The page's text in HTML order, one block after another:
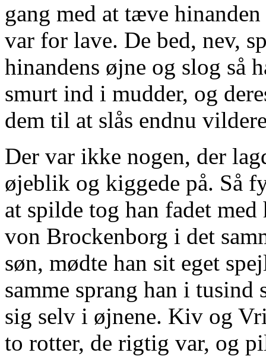
gang med at tæve
var for lave. De bed, nev,
hinandens øjne og slog så
smurt ind i mudder, og
dem til at slås endnu
Der var ikke nogen, der
øjeblik og kiggede på. Så
at spilde tog han fadet
von Brockenborg i det
søn, mødte han sit eget
samme sprang han i
sig selv i øjnene. Kiv og
to rotter, de rigtig var, og